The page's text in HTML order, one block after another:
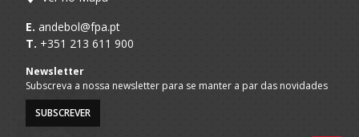
A.A. Braga
Académica
A.A. Braga
Associação
Académica
E. andebol@fpa.pt
T. +351 213 611 900
Newsletter
Subscreva a nossa newsletter para se manter a par das novidades
SUBSCREVER